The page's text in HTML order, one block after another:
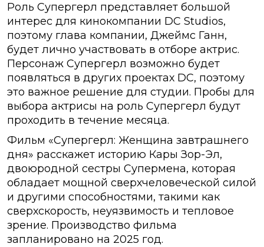
Роль Супергерл представляет большой
интерес для кинокомпании DC Studios,
поэтому глава компании, Джеймс Ганн,
будет лично участвовать в отборе актрис.
Персонаж Супергерл возможно будет
появляться в других проектах DC, поэтому
это важное решение для студии. Пробы для
выбора актрисы на роль Супергерл будут
проходить в течение месяца.
Фильм «Супергерл: Женщина завтрашнего
дня» расскажет историю Кары Зор-Эл,
двоюродной сестры Супермена, которая
обладает мощной сверхчеловеческой силой
и другими способностями, такими как
сверхскорость, неуязвимость и тепловое
зрение. Производство фильма
запланировано на 2025 год.